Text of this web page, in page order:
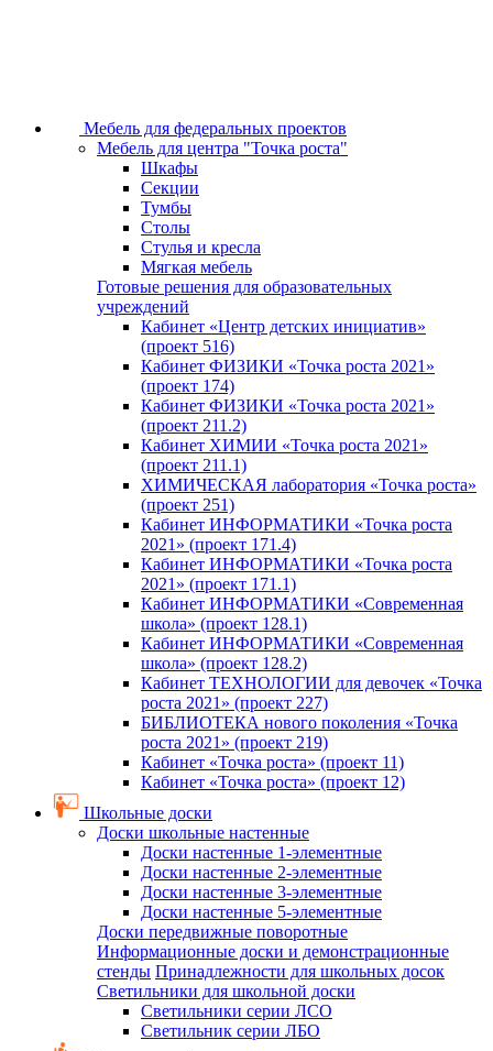
Мебель для федеральных проектов
Мебель для центра "Точка роста"
Шкафы
Секции
Тумбы
Столы
Стулья и кресла
Мягкая мебель
Готовые решения для образовательных
учреждений
Кабинет «Центр детских инициатив»
(проект 516)
Кабинет ФИЗИКИ «Точка роста 2021»
(проект 174)
Кабинет ФИЗИКИ «Точка роста 2021»
(проект 211.2)
Кабинет ХИМИИ «Точка роста 2021»
(проект 211.1)
ХИМИЧЕСКАЯ лаборатория «Точка роста»
(проект 251)
Кабинет ИНФОРМАТИКИ «Точка роста
2021» (проект 171.4)
Кабинет ИНФОРМАТИКИ «Точка роста
2021» (проект 171.1)
Кабинет ИНФОРМАТИКИ «Современная
школа» (проект 128.1)
Кабинет ИНФОРМАТИКИ «Современная
школа» (проект 128.2)
Кабинет ТЕХНОЛОГИИ для девочек «Точка
роста 2021» (проект 227)
БИБЛИОТЕКА нового поколения «Точка
роста 2021» (проект 219)
Кабинет «Точка роста» (проект 11)
Кабинет «Точка роста» (проект 12)
Школьные доски
Доски школьные настенные
Доски настенные 1-элементные
Доски настенные 2-элементные
Доски настенные 3-элементные
Доски настенные 5-элементные
Доски передвижные поворотные
Информационные доски и демонстрационные
стенды Принадлежности для школьных досок
Светильники для школьной доски
Светильники серии ЛСО
Светильник серии ЛБО